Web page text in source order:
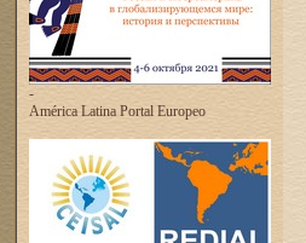
-
América Latina Portal Europeo